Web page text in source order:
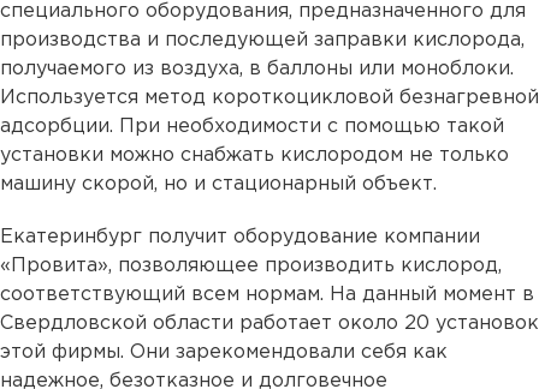
специального оборудования, предназначенного для
производства и последующей заправки кислорода,
получаемого из воздуха, в баллоны или моноблоки.
Используется метод короткоцикловой безнагревной
адсорбции. При необходимости с помощью такой
установки можно снабжать кислородом не только
машину скорой, но и стационарный объект.
Екатеринбург получит оборудование компании
«Провита», позволяющее производить кислород,
соответствующий всем нормам. На данный момент в
Свердловской области работает около 20 установок
этой фирмы. Они зарекомендовали себя как
надежное, безотказное и долговечное